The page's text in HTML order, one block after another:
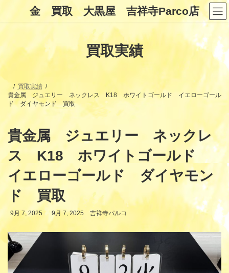
ン
キ
ッ
ー
に
移
金 買取 大黒屋 吉祥寺Parco店
買取実績
買取実績
貴金属 ジュエリー ネックレス K18 ホワイトゴールド イエローゴール
ド ダイヤモンド 買取
貴金属 ジュエリー ネックレ
ス K18 ホワイトゴールド
イエローゴールド ダイヤモン
ド 買取
9月 7, 2025
最
終
9月 7, 2025 吉祥寺パルコ